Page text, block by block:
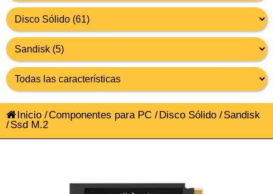
Inicio /Componentes para PC /Disco Sólido /Sandisk
/Ssd M.2